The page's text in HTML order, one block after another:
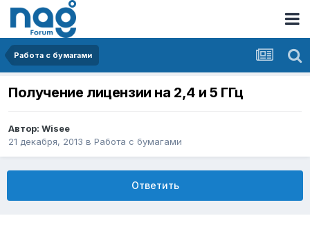
Работа с бумагами
Получение лицензии на 2,4 и 5 ГГц
Автор: Wisee
21 декабря, 2013 в Работа с бумагами
Ответить